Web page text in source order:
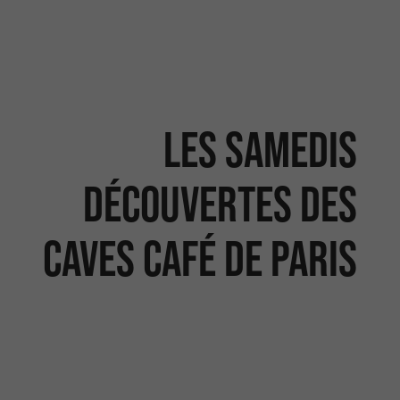
Les samedis
découvertes des
caves Café de Paris